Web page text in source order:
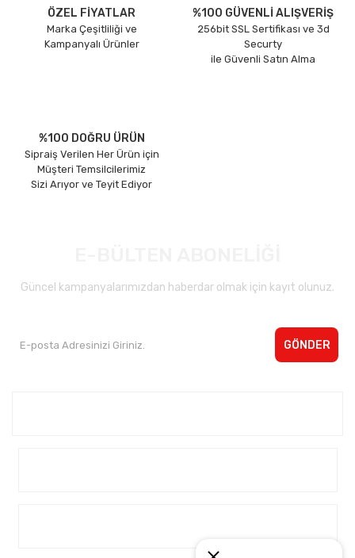
ÖZEL FİYATLAR
Marka Çeşitliliği ve
Kampanyalı Ürünler
%100 GÜVENLİ ALIŞVERİŞ
256bit SSL Sertifikası ve 3d
Securty
ile Güvenli Satın Alma
%100 DOĞRU ÜRÜN
Sipraiş Verilen Her Ürün için
Müşteri Temsilcilerimiz
Sizi Arıyor ve Teyit Ediyor
Güncel kampanyalarımızdan haberdar olmak için kayıt olunuz.
GÖNDER